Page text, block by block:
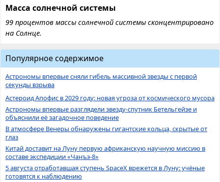
Масса солнечной системы
99 процентов массы солнечной системы сконцентрировано
на Солнце.
Популярное содержимое
Астрономы впервые сняли гибель массивной звезды с первой
секунды взрыва
Астероид Апофис в 2029 году: новая угроза от космического мусора
Астрономы впервые разглядели звезду-спутник Бетельгейзе и
объяснили её загадочное поведение
В атмосфере Венеры обнаружены гигантские кольца, скрытые от
глаз
Китай доставит на Луну первую африканскую научную миссию в
составе экспедиции «Чанъэ-8»
5 августа отработавшая ступень SpaceX врежется в Луну: учёные
готовятся к наблюдению